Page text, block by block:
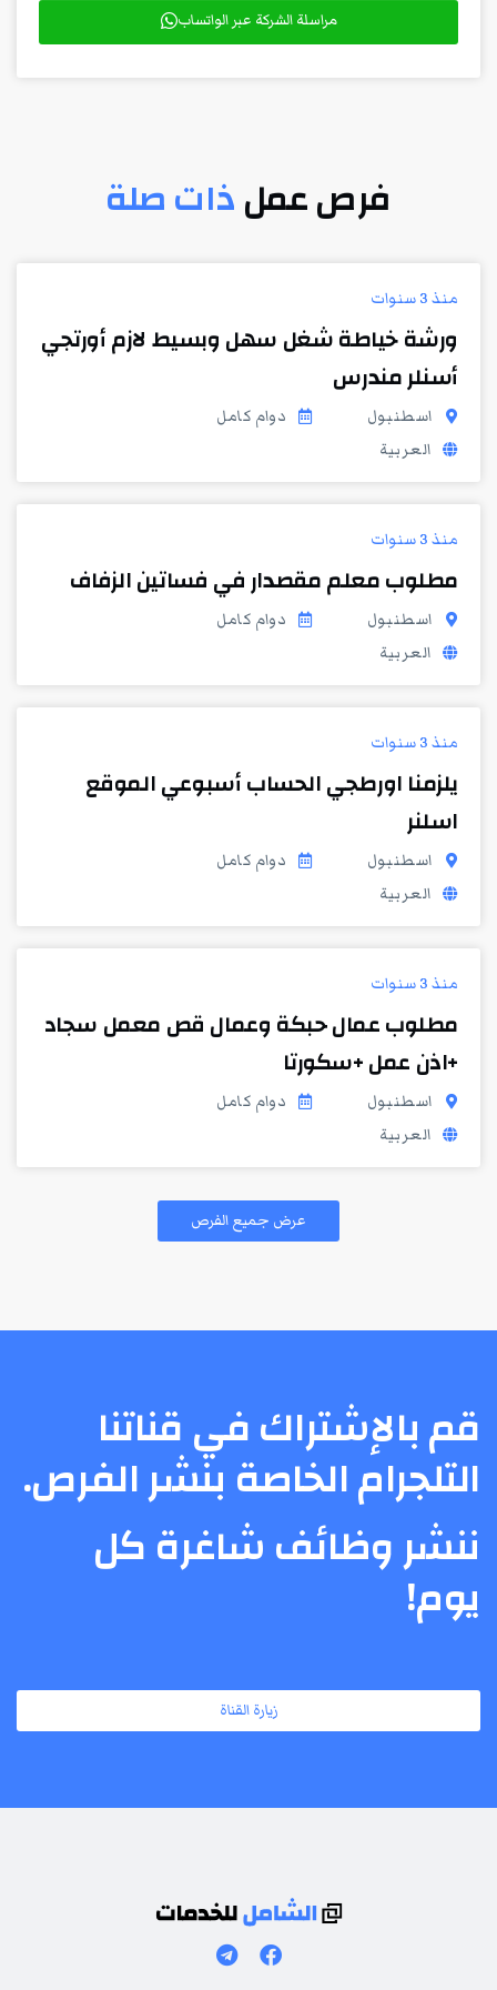
مراسلة الشركة عبر الواتساب
فرص عملذات صلة
منذ 3 سنوات
ورشة خياطة شغل سهل وبسيط لازم أورتجي
أسنلر مندرس
اسطنبول
دوام كامل
العربية
منذ 3 سنوات
مطلوب معلم مقصدار في فساتين الزفاف
اسطنبول
دوام كامل
العربية
منذ 3 سنوات
يلزمنا اورطجي الحساب أسبوعي الموقع
اسلنر
اسطنبول
دوام كامل
العربية
منذ 3 سنوات
مطلوب عمال حبكة وعمال قص معمل سجاد
+اذن عمل +سكورتا
اسطنبول
دوام كامل
العربية
عرض جميع الفرص
قم بالإشتراك في قناتنا
التلجرام الخاصة بنشر الفرص.
ننشر وظائف شاغرة كل
يوم!
زيارة القناة